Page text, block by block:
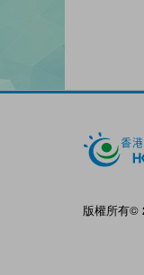
版權所有©